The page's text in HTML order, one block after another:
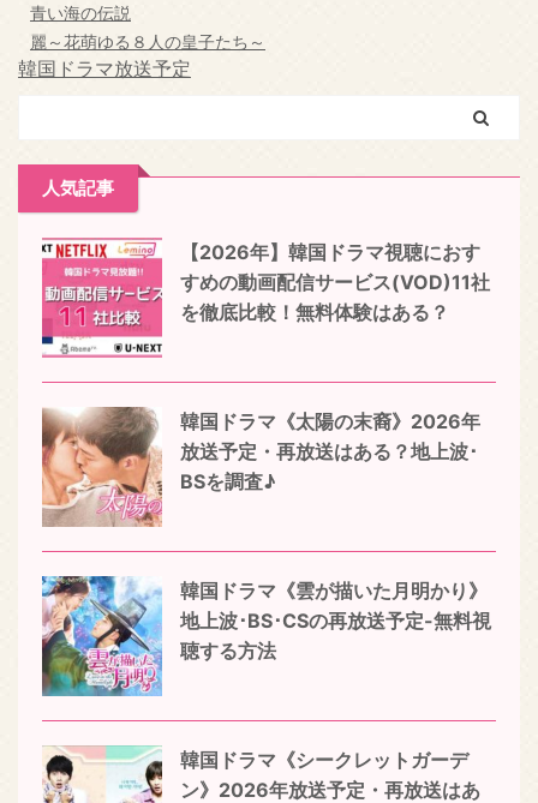
青い海の伝説
麗～花萌ゆる８人の皇子たち～
韓国ドラマ放送予定
人気記事
【2026年】韓国ドラマ視聴におす
すめの動画配信サービス(VOD)11社
を徹底比較！無料体験はある？
韓国ドラマ《太陽の末裔》2026年
放送予定・再放送はある？地上波･
BSを調査♪
韓国ドラマ《雲が描いた月明かり》
地上波･BS･CSの再放送予定-無料視
聴する方法
韓国ドラマ《シークレットガーデ
ン》2026年放送予定・再放送はあ